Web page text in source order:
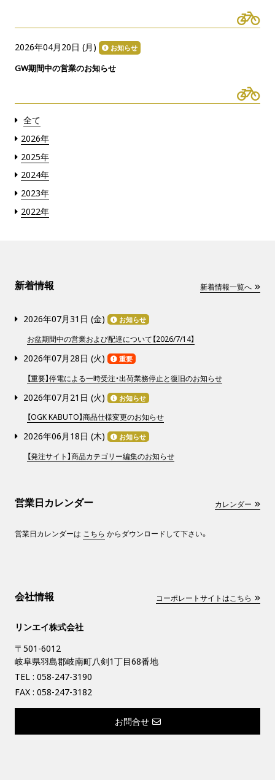
全て
2026年
2025年
2024年
2023年
2022年
2026年04月20日 (月 ) お知らせ
GW期間中の営業のお知らせ
新着情報 新着情報一覧へ
2026年07月31日 (金) お知らせ
お盆期間中の営業および配達について【2026/7/14】
2026年07月28日 (火) 重要
【重要】停電による一時受注・出荷業務停止と復旧のお知らせ
2026年07月21日 (火) お知らせ
【OGK KABUTO】商品仕様変更のお知らせ
2026年06月18日 (木) お知らせ
【発注サイト】商品カテゴリー編集のお知らせ
営業日カレンダー カレンダー
営業日カレンダーは こちら からダウンロードして下さい。
会社情報 コーポレートサイトはこちら
リンエイ株式会社
〒501-6012
岐阜県羽島郡岐南町八剣1丁目68番地
TEL : 058-247-3190
FAX : 058-247-3182
お問合せ